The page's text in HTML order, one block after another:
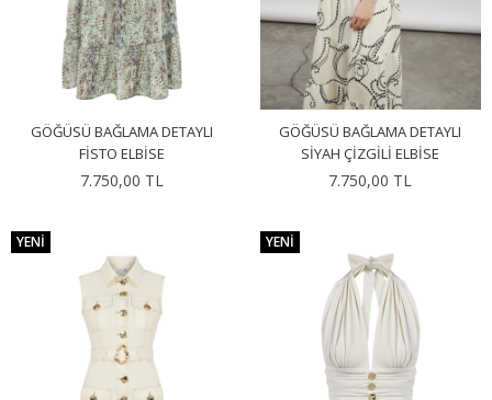
GÖĞÜSÜ BAĞLAMA DETAYLI
FISTO ELBISE
7.750,00 TL
GÖĞÜSÜ BAĞLAMA DETAYLI
SIYAH ÇIZGILI ELBISE
7.750,00 TL
YENI YENI